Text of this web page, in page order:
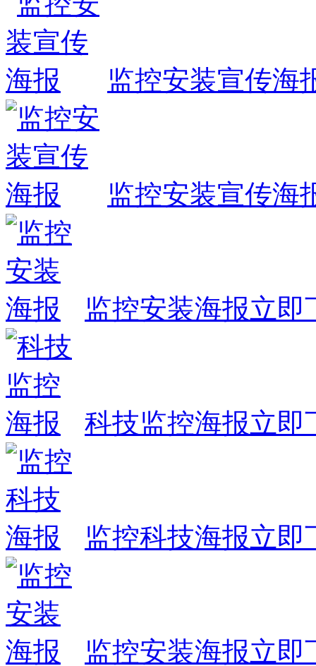
监控安装宣传海
监控安装宣传海
监控安装海报立即
科技监控海报立即
监控科技海报立即
监控安装海报立即